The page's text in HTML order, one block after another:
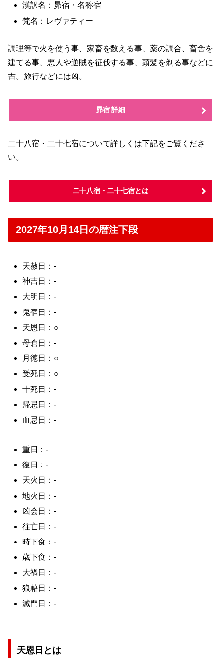
漢訳名：昴宿・名称宿
梵名：レヴァティー
調理等で火を使う事、家畜を数える事、薬の調合、畜舎を
建てる事、悪人や逆賊を征伐する事、頭髪を剃る事などに
吉。旅行などには凶。
昴宿 詳細
二十八宿・二十七宿について詳しくは下記をご覧くださ
い。
二十八宿・二十七宿とは
2027年10月14日の暦注下段
天赦日：-
神吉日：-
大明日：-
鬼宿日：-
天恩日：○
母倉日：-
月徳日：○
受死日：○
十死日：-
帰忌日：-
血忌日：-
重日：-
復日：-
天火日：-
地火日：-
凶会日：-
往亡日：-
時下食：-
歳下食：-
大禍日：-
狼藉日：-
滅門日：-
天恩日とは